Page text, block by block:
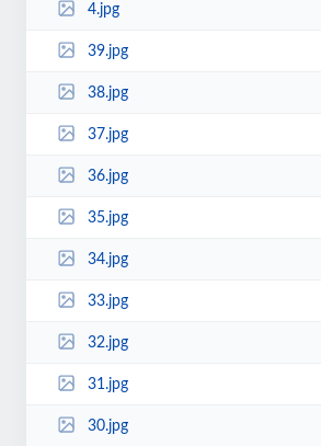
4.jpg
39.jpg
38.jpg
37.jpg
36.jpg
35.jpg
34.jpg
33.jpg
32.jpg
31.jpg
30.jpg